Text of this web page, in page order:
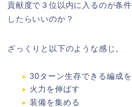
貢献度で３位以内に入るのが条
したらいいのか？
ざっくりと以下のような感じ。
30ターン生存できる編成を
火力を伸ばす
装備を集める